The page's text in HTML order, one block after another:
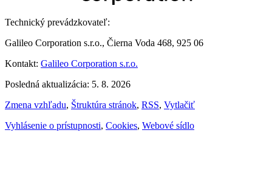
Technický prevádzkovateľ:
Galileo Corporation s.r.o., Čierna Voda 468, 925 06
Kontakt: Galileo Corporation s.r.o.
Posledná aktualizácia: 5. 8. 2026
Zmena vzhľadu, Štruktúra stránok, RSS, Vytlačiť
Vyhlásenie o prístupnosti, Cookies, Webové sídlo